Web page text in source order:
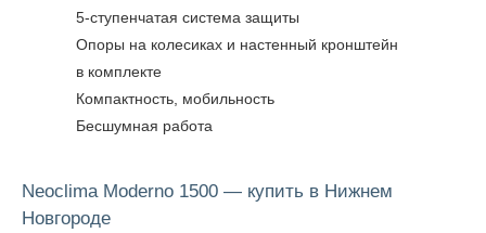
5-ступенчатая система защиты
Опоры на колесиках и настенный кронштейн
в комплекте
Компактность, мобильность
Бесшумная работа
Neoclima Moderno 1500 — купить в Нижнем
Новгороде